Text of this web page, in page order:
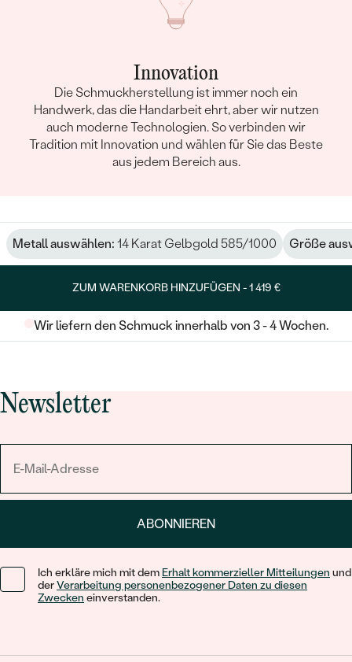
Innovation
Die Schmuckherstellung ist immer noch ein
Handwerk, das die Handarbeit ehrt, aber wir nutzen
auch moderne Technologien. So verbinden wir
Tradition mit Innovation und wählen für Sie das Beste
aus jedem Bereich aus.
Metall auswählen: 14 Karat Gelbgold 585/1000 Größe
ZUM WARENKORB HINZUFÜGEN -1 419 €
Wir liefern den Schmuck innerhalb von 3 - 4 Wochen.
Newsletter
ABONNIEREN
Ich erkläre mich mit dem Erhalt kommerzieller Mitteilungen und
derVerarbeitung personenbezogener Daten zu diesen
Zwecken einverstanden.